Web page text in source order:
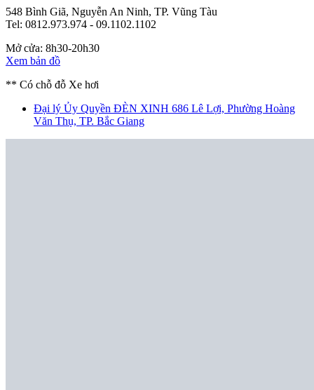
548 Bình Giã, Nguyễn An Ninh, TP. Vũng Tàu
Tel: 0812.973.974 - 09.1102.1102
Mở cửa: 8h30-20h30
Xem bản đồ
** Có chỗ đỗ Xe hơi
Đại lý Ủy Quyền ĐÈN XINH 686 Lê Lợi, Phường Hoàng
Văn Thụ, TP. Bắc Giang